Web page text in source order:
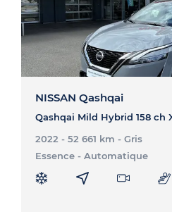
NISSAN Qashqai
Qashqai Mild Hybrid 158 ch
2022 - 52 661 km - Gris
Essence - Automatique